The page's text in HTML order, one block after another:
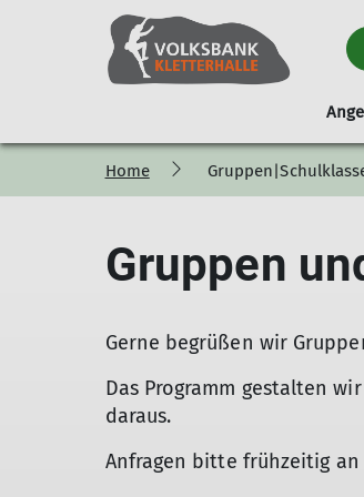
Bouldern|Seilklettern
Home
Gruppen
Gerne begrüßen wir
Das Programm gestalten
daraus.
Anfragen bitte frühzeitig